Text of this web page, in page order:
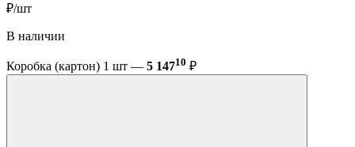
₽/шт
В наличии
Коробка (картон) 1 шт — 5 14710 ₽